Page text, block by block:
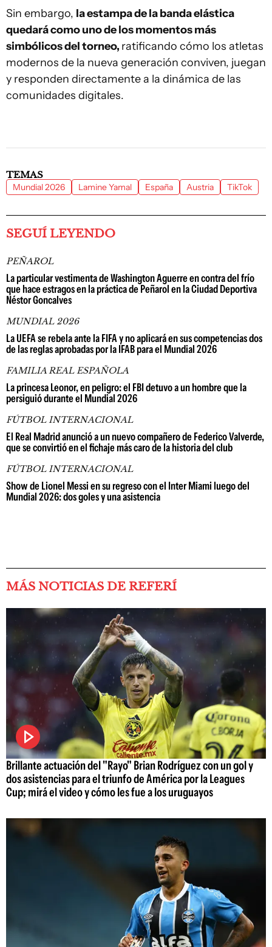
Sin embargo, la estampa de la banda elástica
quedará como uno de los momentos más
simbólicos del torneo, ratificando cómo los atletas
modernos de la nueva generación conviven, juegan
y responden directamente a la dinámica de las
comunidades digitales.
TEMAS
Mundial 2026 Lamine Yamal España Austria TikTok
SEGUÍ LEYENDO
PEÑAROL
La particular vestimenta de Washington Aguerre en contra del frío
que hace estragos en la práctica de Peñarol en la Ciudad Deportiva
Néstor Goncalves
MUNDIAL 2026
La UEFA se rebela ante la FIFA y no aplicará en sus competencias dos
de las reglas aprobadas por la IFAB para el Mundial 2026
FAMILIA REAL ESPAÑOLA
La princesa Leonor, en peligro: el FBI detuvo a un hombre que la
persiguió durante el Mundial 2026
FÚTBOL INTERNACIONAL
El Real Madrid anunció a un nuevo compañero de Federico Valverde,
que se convirtió en el fichaje más caro de la historia del club
FÚTBOL INTERNACIONAL
Show de Lionel Messi en su regreso con el Inter Miami luego del
Mundial 2026: dos goles y una asistencia
MÁS NOTICIAS DE REFERÍ
Brillante actuación del "Rayo" Brian Rodríguez con un gol y
dos asistencias para el triunfo de América por la Leagues
Cup; mirá el video y cómo les fue a los uruguayos